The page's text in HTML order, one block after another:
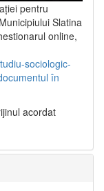
pentru
Slatina
online,
sociologic-
în
acordat